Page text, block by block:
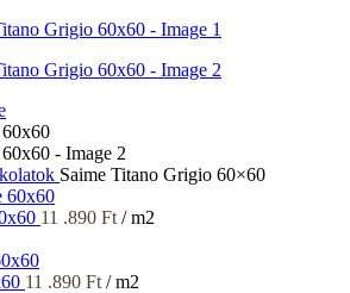
Saime Titano Grigio 60×60
11 .890 Ft / m2
11 .890 Ft / m2